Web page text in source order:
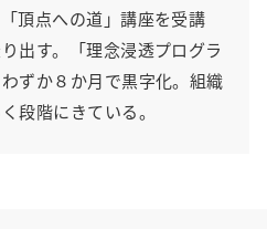
頂点への道」講座を受講
出す。「理念浸透プログラ
ずか８か月で黒字化。組織
段階にきている。